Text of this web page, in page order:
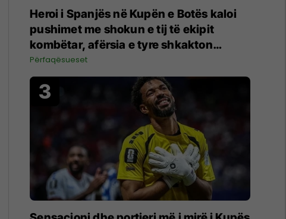
Heroi i Spanjës në Kupën e Botës kaloi
pushimet me shokun e tij të ekipit
kombëtar, afërsia e tyre shkakton
reagime të mëdha
Përfaqësueset